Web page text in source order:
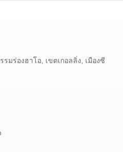
มร่องฮาโอ, เขตเกอลลิ่ง, เมืองซี